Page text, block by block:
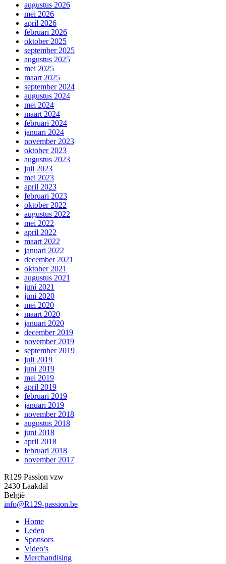
augustus 2026
mei 2026
april 2026
februari 2026
oktober 2025
september 2025
augustus 2025
mei 2025
maart 2025
september 2024
augustus 2024
mei 2024
maart 2024
februari 2024
januari 2024
november 2023
oktober 2023
augustus 2023
juli 2023
mei 2023
april 2023
februari 2023
oktober 2022
augustus 2022
mei 2022
april 2022
maart 2022
januari 2022
december 2021
oktober 2021
augustus 2021
juni 2021
juni 2020
mei 2020
maart 2020
januari 2020
december 2019
november 2019
september 2019
juli 2019
juni 2019
mei 2019
april 2019
februari 2019
januari 2019
november 2018
augustus 2018
juni 2018
april 2018
februari 2018
november 2017
R129 Passion vzw
2430 Laakdal
België
info@R129-passion.be
Home
Leden
Sponsors
Video’s
Merchandising